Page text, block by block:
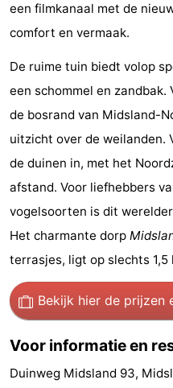
&
Bezienswaardigheden
Musea
-
Monumenten
-
Kerken
-
Uitkijkpunten
Attracties
-
Rondvaarten
-
Boerderijen
-
Speeltuinen
-
Minigolfbanen
Wellness
een filmkanaal met de
comfort en vermaak.
De ruime tuin biedt volop
een schommel en zandbak.
de bosrand van Midsland-
uitzicht over de weilanden.
de duinen in, met het
afstand. Voor liefhebbers
vogelsoorten is dit
Het charmante dorp
terrasjes, ligt op slechts 1,5
Bekijk hier de prijzen
Voor informatie en
Duinweg Midsland 93,